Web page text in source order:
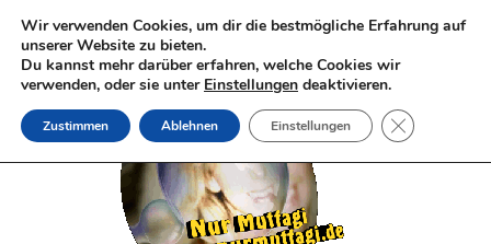
Wir verwenden Cookies, um dir die bestmögliche Erfahrung auf
unserer Website zu bieten.
Du kannst mehr darüber erfahren, welche Cookies wir
verwenden, oder sie unter Einstellungen deaktivieren.
Zustimmen Ablehnen Einstellungen GDPR